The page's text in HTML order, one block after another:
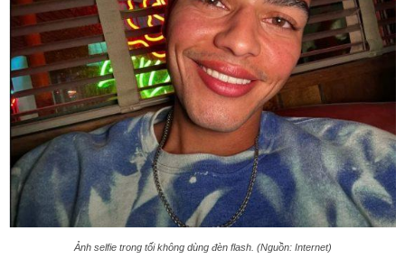
Ảnh selfie trong tối không dùng đèn flash. (Nguồn: Internet)